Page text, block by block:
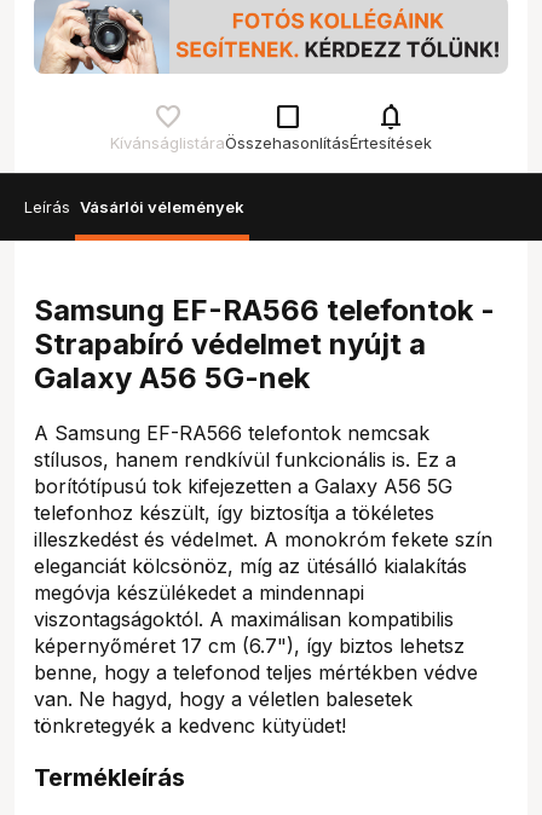
Kívánságlistára
check_box_outline_blank
Összehasonlítás
notifications
Értesítések
Leírás Vásárlói vélemények
Samsung EF-RA566 telefontok -
Strapabíró védelmet nyújt a
Galaxy A56 5G-nek
A Samsung EF-RA566 telefontok nemcsak
stílusos, hanem rendkívül funkcionális is. Ez a
borítótípusú tok kifejezetten a Galaxy A56 5G
telefonhoz készült, így biztosítja a tökéletes
illeszkedést és védelmet. A monokróm fekete szín
eleganciát kölcsönöz, míg az ütésálló kialakítás
megóvja készülékedet a mindennapi
viszontagságoktól. A maximálisan kompatibilis
képernyőméret 17 cm (6.7"), így biztos lehetsz
benne, hogy a telefonod teljes mértékben védve
van. Ne hagyd, hogy a véletlen balesetek
tönkretegyék a kedvenc kütyüdet!
Termékleírás